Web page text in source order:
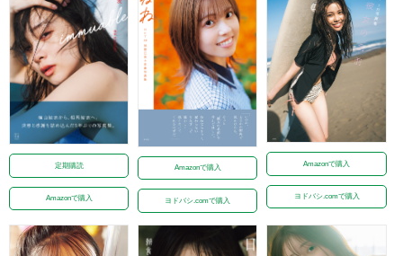
定期購読
Amazonで購入
Amazonで購入
ヨドバシ.comで購入
Amazonで購入
ヨドバシ.comで購入